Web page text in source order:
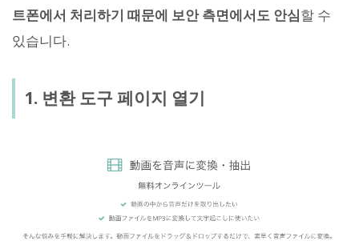
트폰에서 처리하기 때문에 보안 측면에서도 안심할 수
있습니다.
1. 변환 도구 페이지 열기